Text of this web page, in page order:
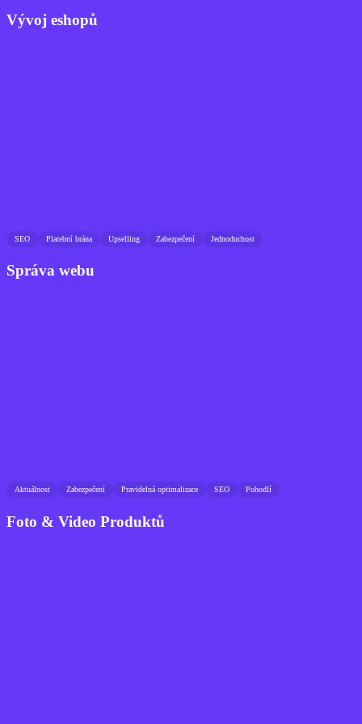
Vývoj eshopů
SEO Platební brána Upselling Zabezpečení Jednoduchost
Správa webu
Aktuálnost Zabezpečení Pravidelná optimalizace SEO Pohodlí
Foto & Video Produktů